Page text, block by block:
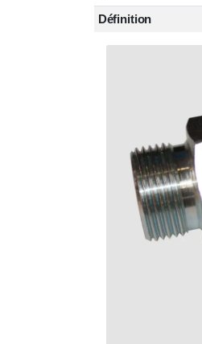
Définition